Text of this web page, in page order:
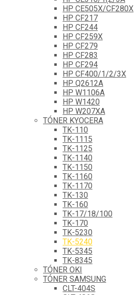
HP CE505X/CF280X
HP CF217
HP CF244
HP CF259X
HP CF279
HP CF283
HP CF294
HP CF400/1/2/3X
HP Q2612A
HP W1106A
HP W1420
HP W207XA
TÓNER KYOCERA
TK-110
TK-1115
TK-1125
TK-1140
TK-1150
TK-1160
TK-1170
TK-130
TK-160
TK-17/18/100
TK-170
TK-5230
TK-5240
TK-5345
TK-8345
TÓNER OKI
TÓNER SAMSUNG
CLT-404S